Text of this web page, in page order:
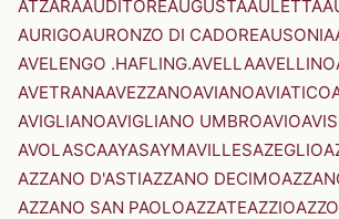
ATZARAAUDITOREAUGUSTAAULETTA
AURIGOAURONZO DI CADOREAUSONIA
AVELENGO .HAFLING.AVELLAAVELLINO
AVETRANAAVEZZANOAVIANOAVIATICO
AVIGLIANOAVIGLIANO UMBROAVIO
AVOLASCAAYASAYMAVILLESAZEGLIO
AZZANO D'ASTIAZZANO DECIMO
AZZANO SAN PAOLOAZZATEAZZIO